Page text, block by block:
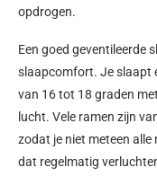
opdrogen.
Een goed geventileerde
slaapcomfort. Je slaapt
van 16 tot 18 graden
lucht. Vele ramen zijn
zodat je niet meteen
dat regelmatig